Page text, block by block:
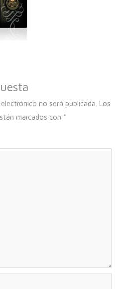
no será publicada. Los
marcados con *